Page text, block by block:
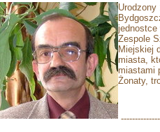
jednostce
Zespole
Miejskiej
miasta,
miastami
Żonaty,